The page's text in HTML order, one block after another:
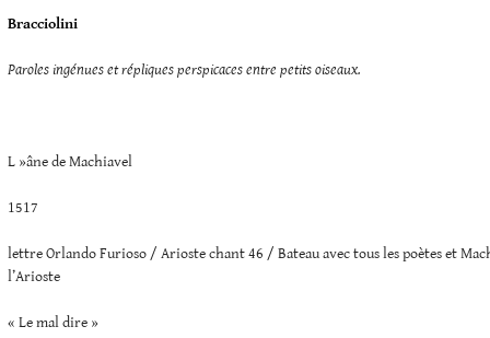
Bracciolini
Paroles ingénues et répliques perspicaces entre petits oiseaux.
L »âne de Machiavel
1517
lettre Orlando Furioso / Arioste chant 46 / Bateau avec tous les poètes et
l’Arioste
« Le mal dire »